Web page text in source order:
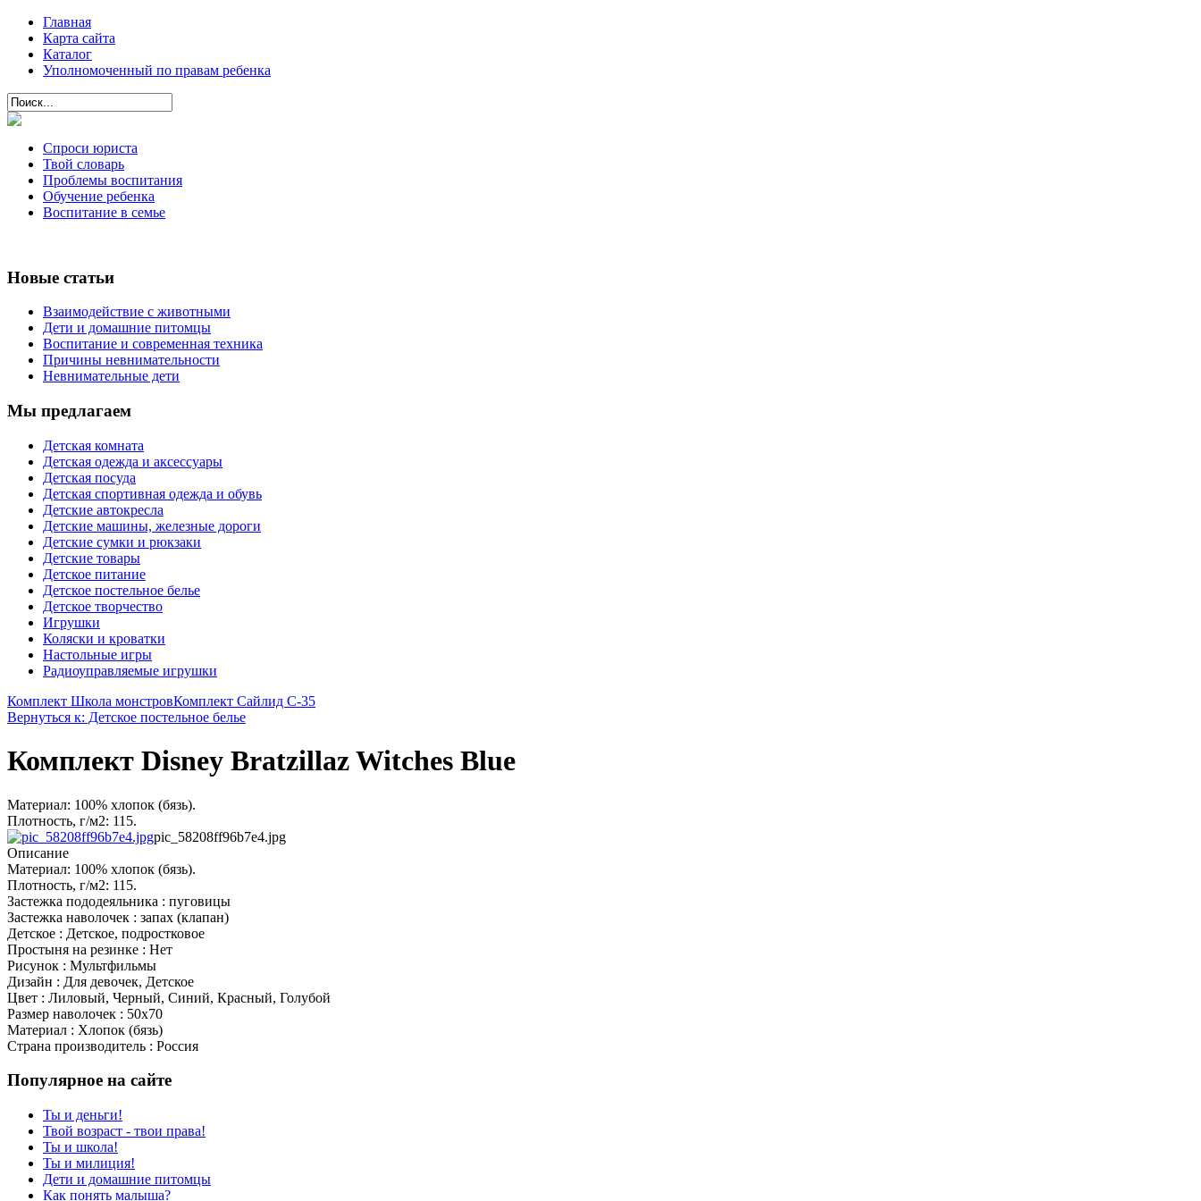
Главная
Карта сайта
Каталог
Уполномоченный по правам ребенка
Спроси юриста
Твой словарь
Проблемы воспитания
Обучение ребенка
Воспитание в семье
Новые статьи
Взаимодействие с животными
Дети и домашние питомцы
Воспитание и современная техника
Причины невнимательности
Невнимательные дети
Мы предлагаем
Детская комната
Детская одежда и аксессуары
Детская посуда
Детская спортивная одежда и обувь
Детские автокресла
Детские машины, железные дороги
Детские сумки и рюкзаки
Детские товары
Детское питание
Детское постельное белье
Детское творчество
Игрушки
Коляски и кроватки
Настольные игры
Радиоуправляемые игрушки
Комплект Школа монстровКомплект Сайлид С-35
Вернуться к: Детское постельное белье
Комплект Disney Bratzillaz Witches Blue
Материал: 100% хлопок (бязь).
Плотность, г/м2: 115.
pic_58208ff96b7e4.jpg
Описание
Материал: 100% хлопок (бязь).
Плотность, г/м2: 115.
Застежка пододеяльника : пуговицы
Застежка наволочек : запах (клапан)
Детское : Детское, подростковое
Простыня на резинке : Нет
Рисунок : Мультфильмы
Дизайн : Для девочек, Детское
Цвет : Лиловый, Черный, Синий, Красный, Голубой
Размер наволочек : 50x70
Материал : Хлопок (бязь)
Страна производитель : Россия
Популярное на сайте
Ты и деньги!
Твой возраст - твои права!
Ты и школа!
Ты и милиция!
Дети и домашние питомцы
Как понять малыша?